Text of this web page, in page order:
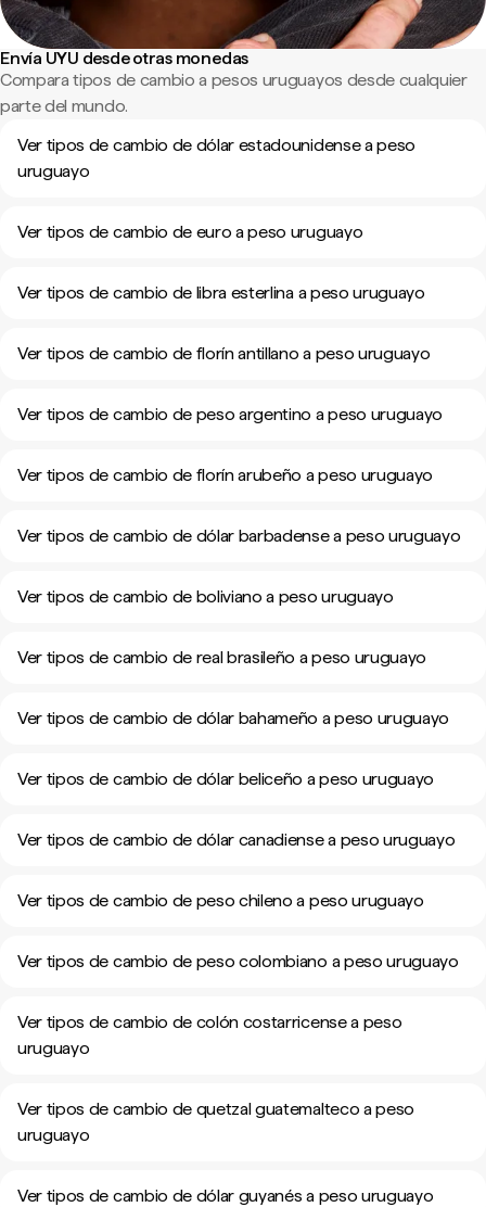
Envía UYU desde otras monedas
Compara tipos de cambio a pesos uruguayos desde cualquier
parte del mundo.
Ver tipos de cambio de dólar estadounidense a peso
uruguayo
Ver tipos de cambio de euro a peso uruguayo
Ver tipos de cambio de libra esterlina a peso uruguayo
Ver tipos de cambio de florín antillano a peso uruguayo
Ver tipos de cambio de peso argentino a peso uruguayo
Ver tipos de cambio de florín arubeño a peso uruguayo
Ver tipos de cambio de dólar barbadense a peso uruguayo
Ver tipos de cambio de boliviano a peso uruguayo
Ver tipos de cambio de real brasileño a peso uruguayo
Ver tipos de cambio de dólar bahameño a peso uruguayo
Ver tipos de cambio de dólar beliceño a peso uruguayo
Ver tipos de cambio de dólar canadiense a peso uruguayo
Ver tipos de cambio de peso chileno a peso uruguayo
Ver tipos de cambio de peso colombiano a peso uruguayo
Ver tipos de cambio de colón costarricense a peso
uruguayo
Ver tipos de cambio de quetzal guatemalteco a peso
uruguayo
Ver tipos de cambio de dólar guyanés a peso uruguayo